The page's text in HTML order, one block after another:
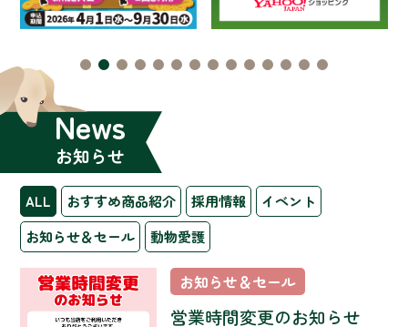
News
お知らせ
ALL おすすめ商品紹介 採用情報
イベント
お知らせ＆セール
動物愛護
お知らせ＆セール
営業時間変更のお知らせ